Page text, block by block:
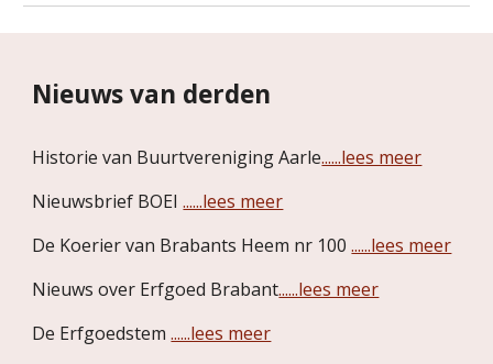
Nieuws van derden
Historie van Buurtvereniging Aarle......lees meer
Nieuwsbrief BOEI ......lees meer
De Koerier van Brabants Heem nr 100 ......lees meer
Nieuws over Erfgoed Brabant......lees meer
De Erfgoedstem ......lees meer